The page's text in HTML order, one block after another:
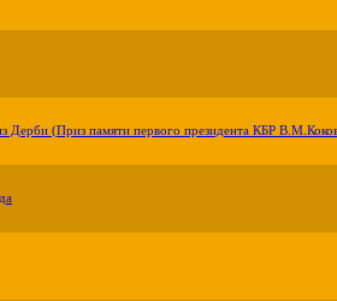
Дерби (Приз памяти первого президента КБР